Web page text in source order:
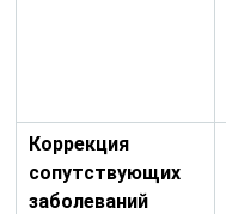
Коррекция
сопутствующих
заболеваний